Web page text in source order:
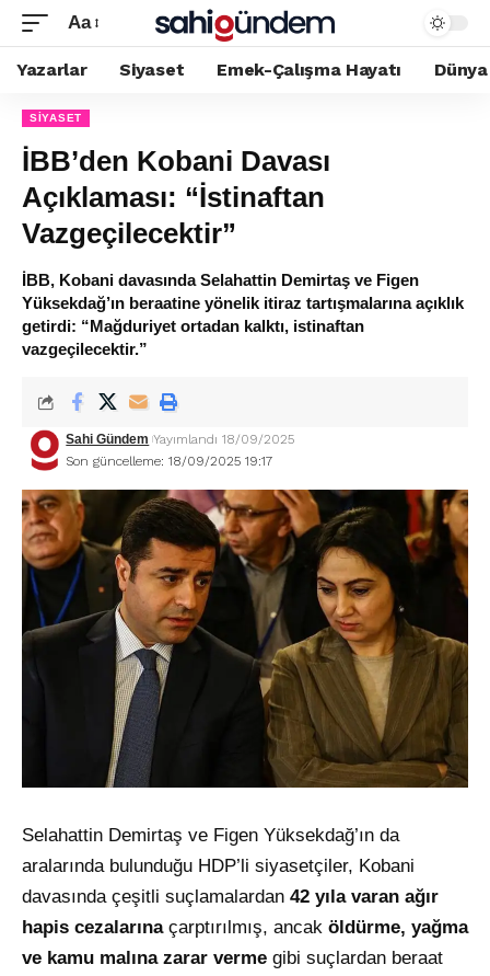
Aa
Yazarlar Siyaset Emek-Çalışma Hayatı Dünya
SIYASET
İBB’den Kobani Davası
Açıklaması: “İstinaftan
Vazgeçilecektir”
İBB, Kobani davasında Selahattin Demirtaş ve Figen
Yüksekdağ’ın beraatine yönelik itiraz tartışmalarına açıklık
getirdi: “Mağduriyet ortadan kalktı, istinaftan
vazgeçilecektir.”
Son güncelleme: 18/09/2025 19:17
Sahi Gündem Yayımlandı 18/09/2025
Selahattin Demirtaş ve Figen Yüksekdağ’ın da
aralarında bulunduğu HDP’li siyasetçiler, Kobani
davasında çeşitli suçlamalardan 42 yıla varan ağır
hapis cezalarınaçarptırılmış, ancak öldürme, yağma
ve kamu malına zarar verme gibi suçlardan beraat